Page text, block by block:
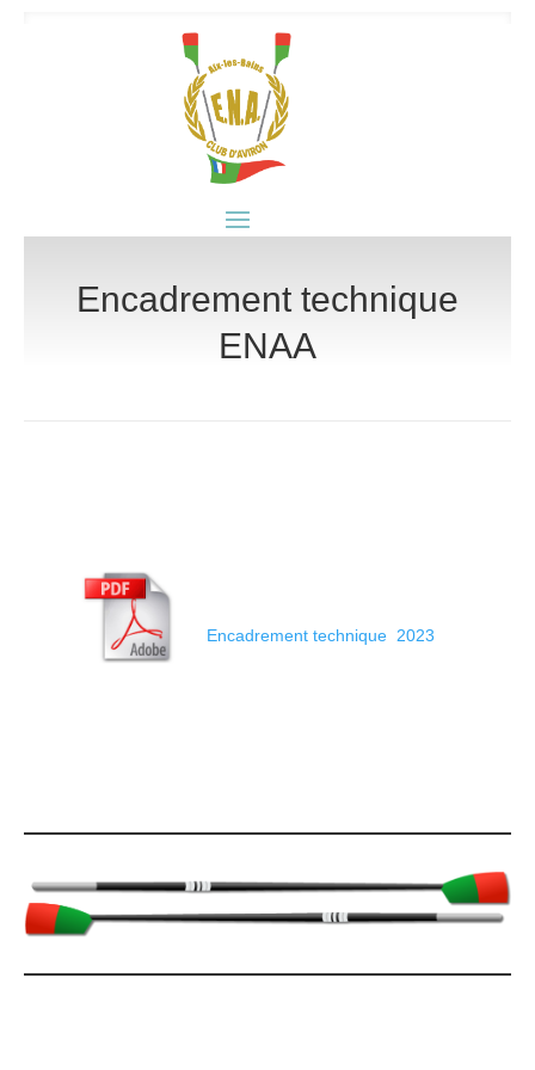
Encadrement technique
ENAA
Encadrement technique 2023